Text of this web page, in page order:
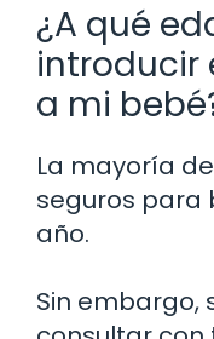
¿A qué
introducir
a mi
La mayoría
seguros para
año.
Sin embargo,